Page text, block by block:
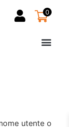
0
utente o